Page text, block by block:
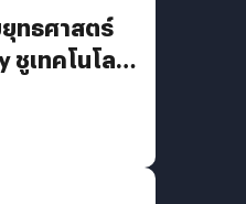
ยุทธศาสตร์
ชูเทคโนโลยี